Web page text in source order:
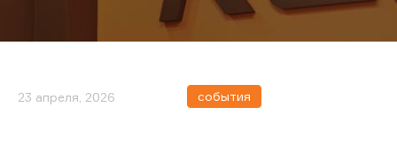
23 апреля, 2026 события